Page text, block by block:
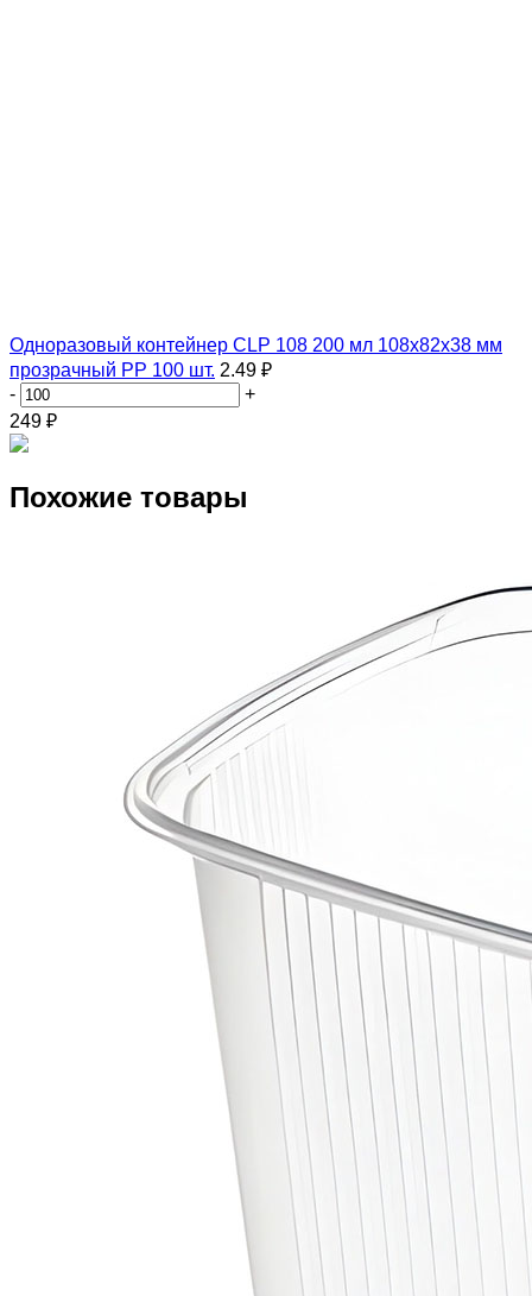
Одноразовый контейнер CLP 108 200 мл 108х82х38 мм
прозрачный PP 100 шт. 2.49 ₽
-
+
249 ₽
Похожие товары